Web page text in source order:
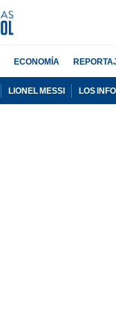
ECONOMÍA
LIONEL MESSI LOS